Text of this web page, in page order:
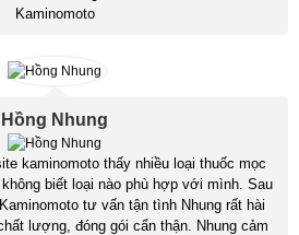
Kaminomoto
Hồng Nhung
kaminomoto thấy nhiều loại thuốc mọc
biết loại nào phù hợp với mình. Sau
tư vấn tận tình Nhung rất hài
lượng, đóng gói cẩn thận. Nhung cảm